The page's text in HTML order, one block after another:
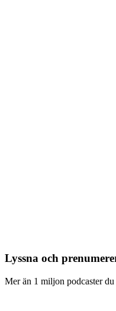
Lyssna och
Mer än 1 miljon podcaster